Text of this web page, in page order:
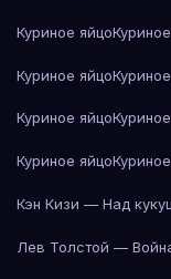
Куриное яйцо
Куриное яйцо
Куриное яйцо
Куриное яйцо
Кэн Кизи — Над
Лев Толстой —